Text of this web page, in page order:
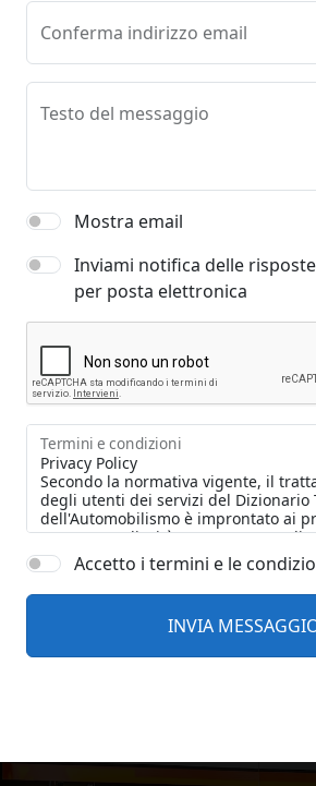
Conferma indirizzo email
Testo del messaggio
Mostra email
Inviami notifica delle
per posta elettronica
Termini e condizioni
Accetto i termini e le